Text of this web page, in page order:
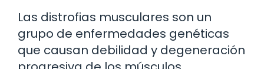
Las distrofias musculares son un
grupo de enfermedades genéticas
que causan debilidad y degeneración